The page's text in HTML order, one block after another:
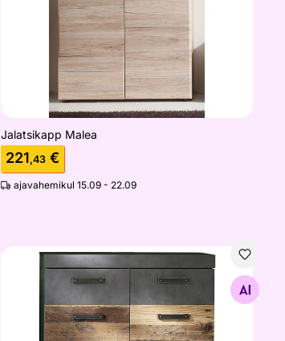
Jalatsikapp Malea
221,43 €
ajavahemikul 15.09 - 22.09
Jalatsikapp Indy